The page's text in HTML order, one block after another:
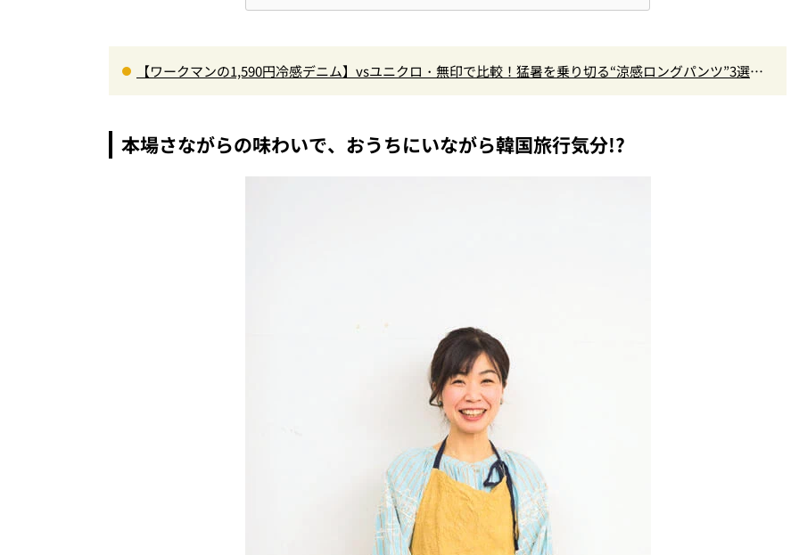
【ワークマンの1,590円冷感デニム】vsユニクロ・無印で比較！猛暑を乗り切る“涼感ロングパンツ”3選を
本場さながらの味わいで、おうちにいながら韓国旅行気分!?